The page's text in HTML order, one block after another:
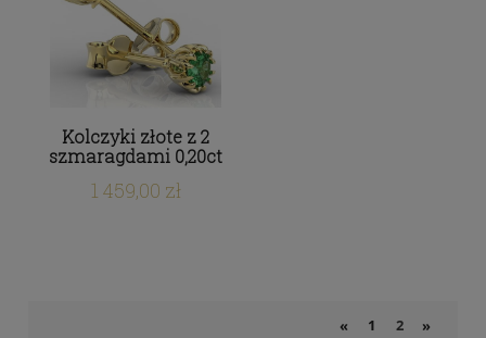
Kolczyki złote z 2
szmaragdami 0,20ct
1 459,00 zł
« 1 2 »